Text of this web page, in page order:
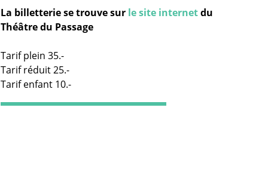
La billetterie se trouve sur le site internetdu
Théâtre du Passage
Tarif plein 35.-
Tarif réduit 25.-
Tarif enfant 10.-